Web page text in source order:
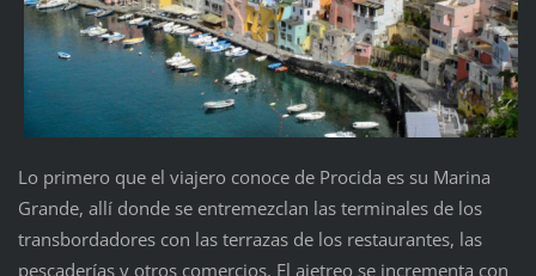
Lo primero que el viajero conoce de Procida es su Marina
Grande, allí donde se entremezclan las terminales de los
transbordadores con las terrazas de los restaurantes, las
pescaderías y otros comercios. El ajetreo se incrementa con